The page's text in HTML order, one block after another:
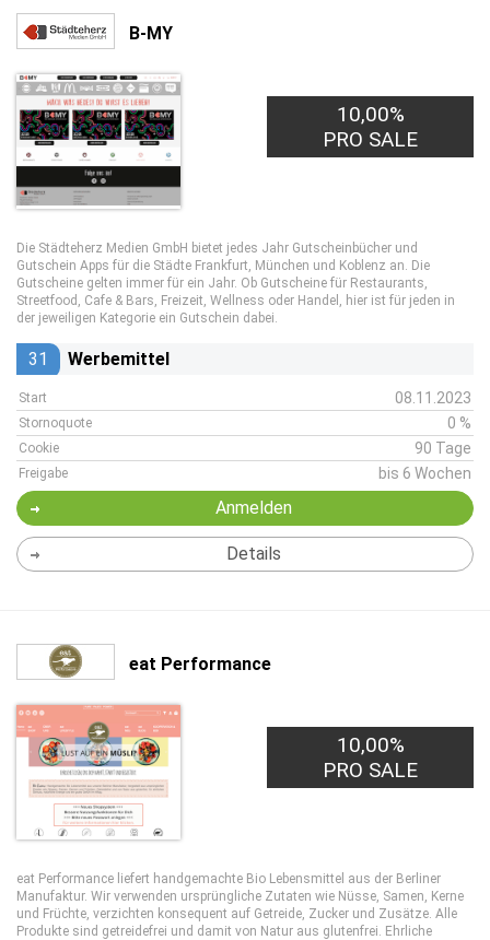
B-MY
10,00%
PRO SALE
Die Städteherz Medien GmbH bietet jedes Jahr Gutscheinbücher und
Gutschein Apps für die Städte Frankfurt, München und Koblenz an. Die
Gutscheine gelten immer für ein Jahr. Ob Gutscheine für Restaurants,
Streetfood, Cafe & Bars, Freizeit, Wellness oder Handel, hier ist für jeden in
der jeweiligen Kategorie ein Gutschein dabei.
31 Werbemittel
Start 08.11.2023
Stornoquote 0 %
Cookie 90 Tage
Freigabe bis 6 Wochen
Anmelden
Details
eat Performance
10,00%
PRO SALE
eat Performance liefert handgemachte Bio Lebensmittel aus der Berliner
Manufaktur. Wir verwenden ursprüngliche Zutaten wie Nüsse, Samen, Kerne
und Früchte, verzichten konsequent auf Getreide, Zucker und Zusätze. Alle
Produkte sind getreidefrei und damit von Natur aus glutenfrei. Ehrliche